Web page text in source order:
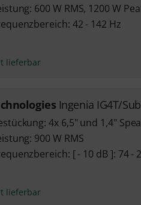
600 W RMS, 1200 W
42 - 142 Hz
lieferbar
Ingenia IG4T/
4x 6,5" und 1,4"
900 W RMS
[ - 10 dB ]: 74 -
lieferbar